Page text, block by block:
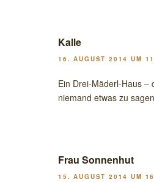
Kalle
16. AUGUST 2014 UM
Ein Drei-Mäderl-Haus –
niemand etwas zu
Frau Sonnenhut
15. AUGUST 2014 UM